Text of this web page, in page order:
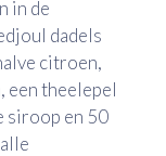
in de
dadels
citroen,
een theelepel
siroop en 50